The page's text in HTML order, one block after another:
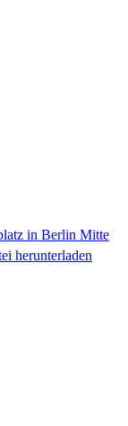
in Berlin Mitte